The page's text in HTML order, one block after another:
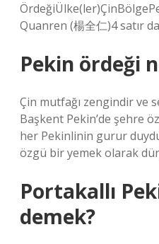
Quanren (楊全仁)4 satır
Pekin ördeği
Çin mutfağı zengindir ve
Başkent Pekin’de şehre
her Pekinlinin gurur
özgü bir yemek olarak
Portakallı
demek?